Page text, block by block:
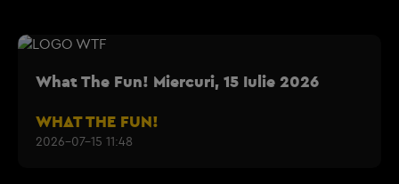
What The Fun! Miercuri, 15 Iulie 2026
WHAT THE FUN!
2026-07-15 11:48